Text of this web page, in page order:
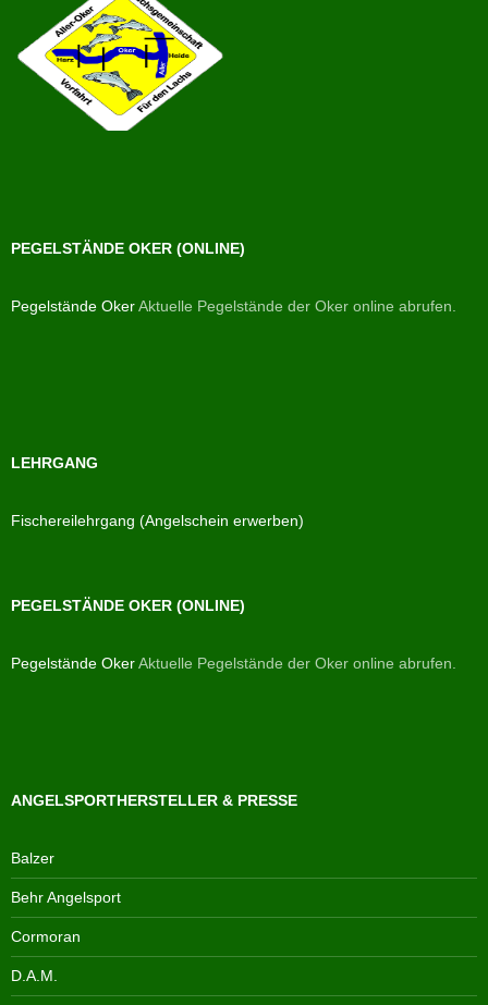
PEGELSTÄNDE OKER (ONLINE)
Pegelstände OkerAktuelle Pegelstände der Oker online abrufen.
LEHRGANG
Fischereilehrgang (Angelschein erwerben)
PEGELSTÄNDE OKER (ONLINE)
Pegelstände OkerAktuelle Pegelstände der Oker online abrufen.
ANGELSPORTHERSTELLER & PRESSE
Balzer
Behr Angelsport
Cormoran
D.A.M.